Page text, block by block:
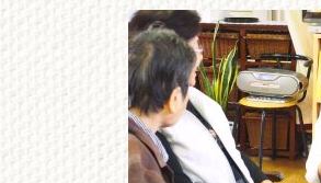
新
日
時
: